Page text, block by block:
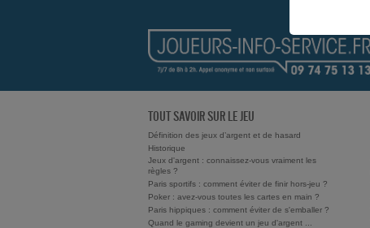
TOUT SAVOIR SUR LE JEU
Définition des jeux d’argent et de hasard
Historique
Jeux d'argent : connaissez-vous vraiment les
règles ?
Paris sportifs : comment éviter de finir hors-jeu ?
Poker : avez-vous toutes les cartes en main ?
Paris hippiques : comment éviter de s'emballer ?
Quand le gaming devient un jeu d'argent ...